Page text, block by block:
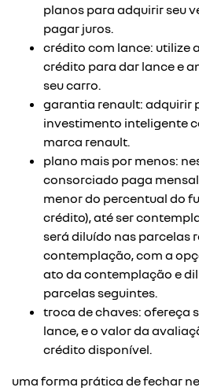
planos para adquirir seu
pagar juros.
crédito com lance: utilize
crédito para dar lance e
seu carro.
garantia renault: adquirir
investimento inteligente
marca renault.
plano mais por menos:
consorciado paga
menor do percentual do
crédito), até ser
será diluído nas parcelas
contemplação, com a
ato da contemplação e
parcelas seguintes.
troca de chaves: ofereça
lance, e o valor da
crédito disponível.
uma forma prática de fechar